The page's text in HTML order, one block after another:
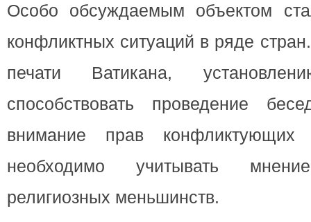
Особо обсуждаемым объектом
конфликтных ситуаций в ряде
печати Ватикана,
способствовать проведение
внимание прав конфликтующих
необходимо учитывать
религиозных меньшинств.